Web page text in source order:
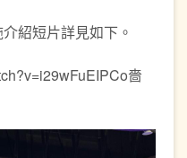
紹短片詳見如下。
嗇